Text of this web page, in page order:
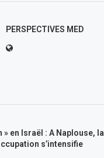
PERSPECTIVES MED
» en Israël : A Naplouse, la
s’intensifie